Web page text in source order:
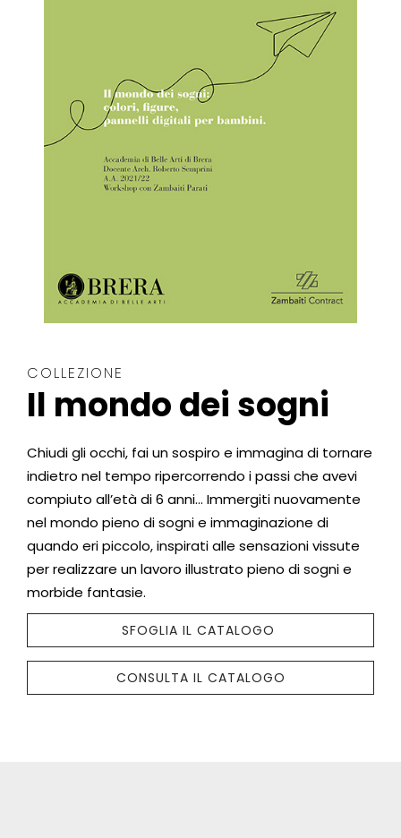
COLLEZIONE
Il mondo dei sogni
Chiudi gli occhi, fai un sospiro e immagina di tornare
indietro nel tempo ripercorrendo i passi che avevi
compiuto all’età di 6 anni… Immergiti nuovamente
nel mondo pieno di sogni e immaginazione di
quando eri piccolo, inspirati alle sensazioni vissute
per realizzare un lavoro illustrato pieno di sogni e
morbide fantasie.
SFOGLIA IL CATALOGO
CONSULTA IL CATALOGO